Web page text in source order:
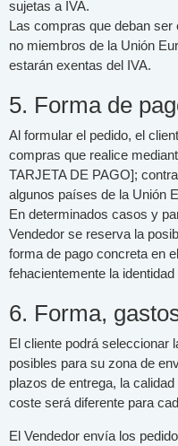
sujetas a IVA.
Las compras que deban
no miembros de la Unión
estarán exentas del IVA.
5. Forma de
Al formular el pedido, el
compras que realice
TARJETA DE PAGO];
algunos países de la Unión
En determinados casos y
Vendedor se reserva la
forma de pago concreta en
fehacientemente la
6. Forma,
El cliente podrá seleccionar
posibles para su zona de
plazos de entrega, la
coste será diferente para
El Vendedor envía los